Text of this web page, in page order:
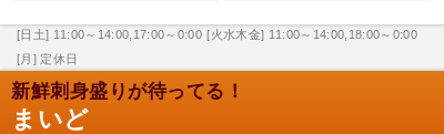
[日土] 11:00～14:00,17:00～0:00 [火水木金] 11:00～14:00,18:00～0:00
[月] 定休日
新鮮刺身盛りが待ってる！
まいど